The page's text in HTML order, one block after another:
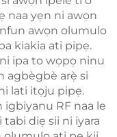
naa yẹn ni awọn
awọn olumulo
kiakia ati pipẹ.
ipa to wọpọ ninu
agbègbè arẹ̀ si
lati itọju pipẹ.
RF naa le
diẹ sii ni iyara